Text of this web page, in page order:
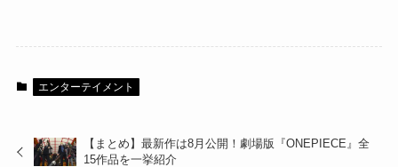
エンターテイメント
【まとめ】最新作は8月公開！劇場版『ONEPIECE』全
15作品を一挙紹介